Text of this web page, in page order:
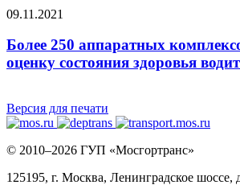
09.11.2021
Более 250 аппаратных
оценку состояния здоровья
Версия для печати
© 2010–2026 ГУП «Мосгортранс»
125195, г. Москва, Ленинградское шоссе,